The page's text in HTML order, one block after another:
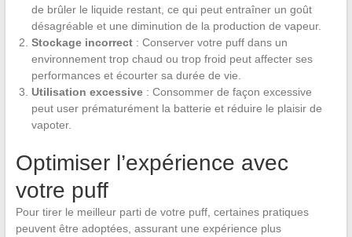
de brûler le liquide restant, ce qui peut entraîner un goût
désagréable et une diminution de la production de vapeur.
Stockage incorrect: Conserver votre puff dans un
environnement trop chaud ou trop froid peut affecter ses
performances et écourter sa durée de vie.
Utilisation excessive: Consommer de façon excessive
peut user prématurément la batterie et réduire le plaisir de
vapoter.
Optimiser l’expérience avec
votre puff
Pour tirer le meilleur parti de votre puff, certaines pratiques
peuvent être adoptées, assurant une expérience plus